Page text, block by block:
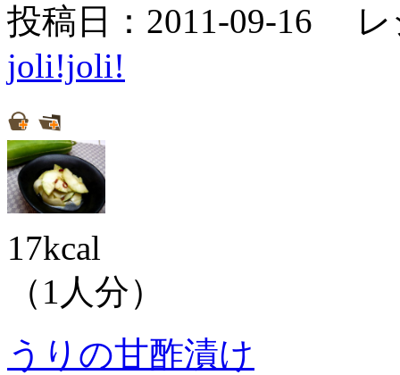
投稿日：2011-09-16
joli!joli!
17kcal
（1人分）
うりの甘酢漬け